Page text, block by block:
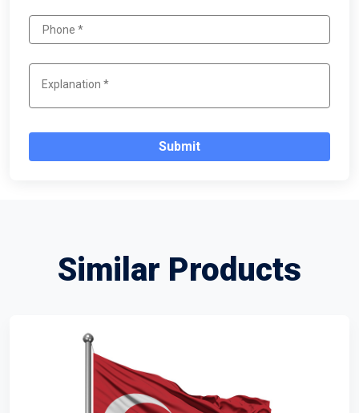
Submit
Similar Products